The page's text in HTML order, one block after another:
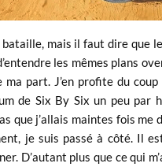
mais il faut dire que
les mêmes plans
part. J’en profite du
de Six By Six un peu
que j’allais maintes fois
je suis passé à côté. Il
D’autant plus que ce qui